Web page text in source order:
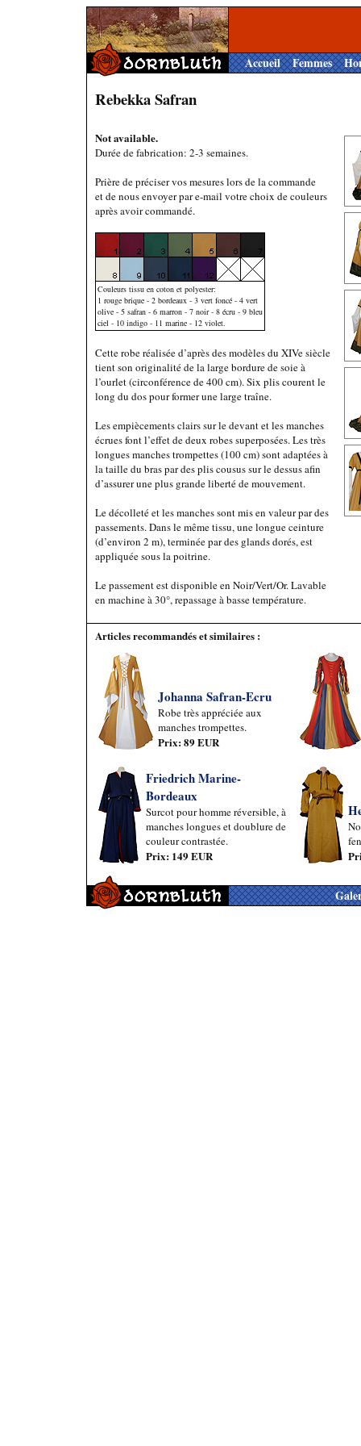
Accueil Femmes
Rebekka Safran
Not available.
Durée de fabrication: 2-3 semaines.
Prière de préciser vos mesures lors de la commande
et de nous envoyer par e-mail votre choix de couleurs
après avoir commandé.
Couleurs tissu en coton et polyester:
1 rouge brique - 2 bordeaux - 3 vert foncé - 4 vert
olive - 5 safran - 6 marron - 7 noir - 8 écru - 9 bleu
ciel - 10 indigo - 11 marine - 12 violet.
Cette robe réalisée d’après des modèles du XIVe siècle
tient son originalité de la large bordure de soie à
l’ourlet (circonférence de 400 cm). Six plis courent le
long du dos pour former une large traîne.
Les empiècements clairs sur le devant et les manches
écrues font l’effet de deux robes superposées. Les très
longues manches trompettes (100 cm) sont adaptées à
la taille du bras par des plis cousus sur le dessus afin
d’assurer une plus grande liberté de mouvement.
Le décolleté et les manches sont mis en valeur par des
passements. Dans le même tissu, une longue ceinture
(d’environ 2 m), terminée par des glands dorés, est
appliquée sous la poitrine.
Le passement est disponible en Noir/Vert/Or. Lavable
en machine à 30°, repassage à basse température.
Articles recommandés et similaires :
Johanna Safran-Ecru
Robe très appréciée aux
manches trompettes.
Prix: 89 EUR
Friedrich Marine-
Bordeaux
Surcot pour homme réversible, à
manches longues et doublure de
couleur contrastée.
Prix: 149 EUR